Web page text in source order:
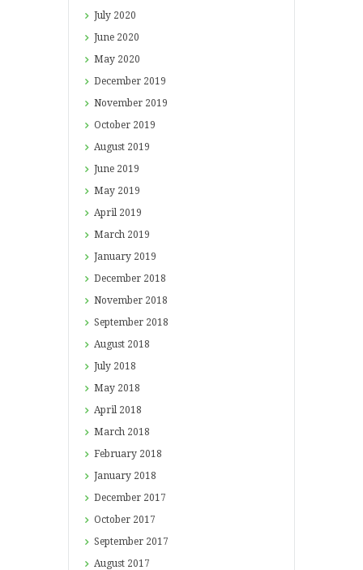
July 2020
June 2020
May 2020
December 2019
November 2019
October 2019
August 2019
June 2019
May 2019
April 2019
March 2019
January 2019
December 2018
November 2018
September 2018
August 2018
July 2018
May 2018
April 2018
March 2018
February 2018
January 2018
December 2017
October 2017
September 2017
August 2017